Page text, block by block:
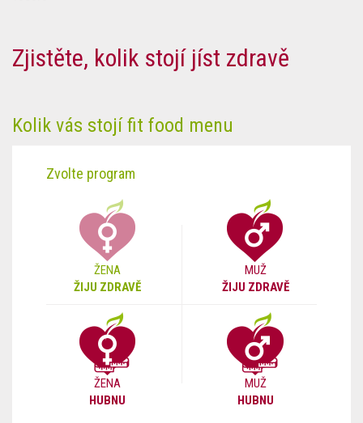
Zjistěte, kolik stojí jíst zdravě
Kolik vás stojí fit food menu
Zvolte program
ŽENA
ŽIJU ZDRAVĚ
MUŽ
ŽIJU ZDRAVĚ
ŽENA
HUBNU
MUŽ
HUBNU